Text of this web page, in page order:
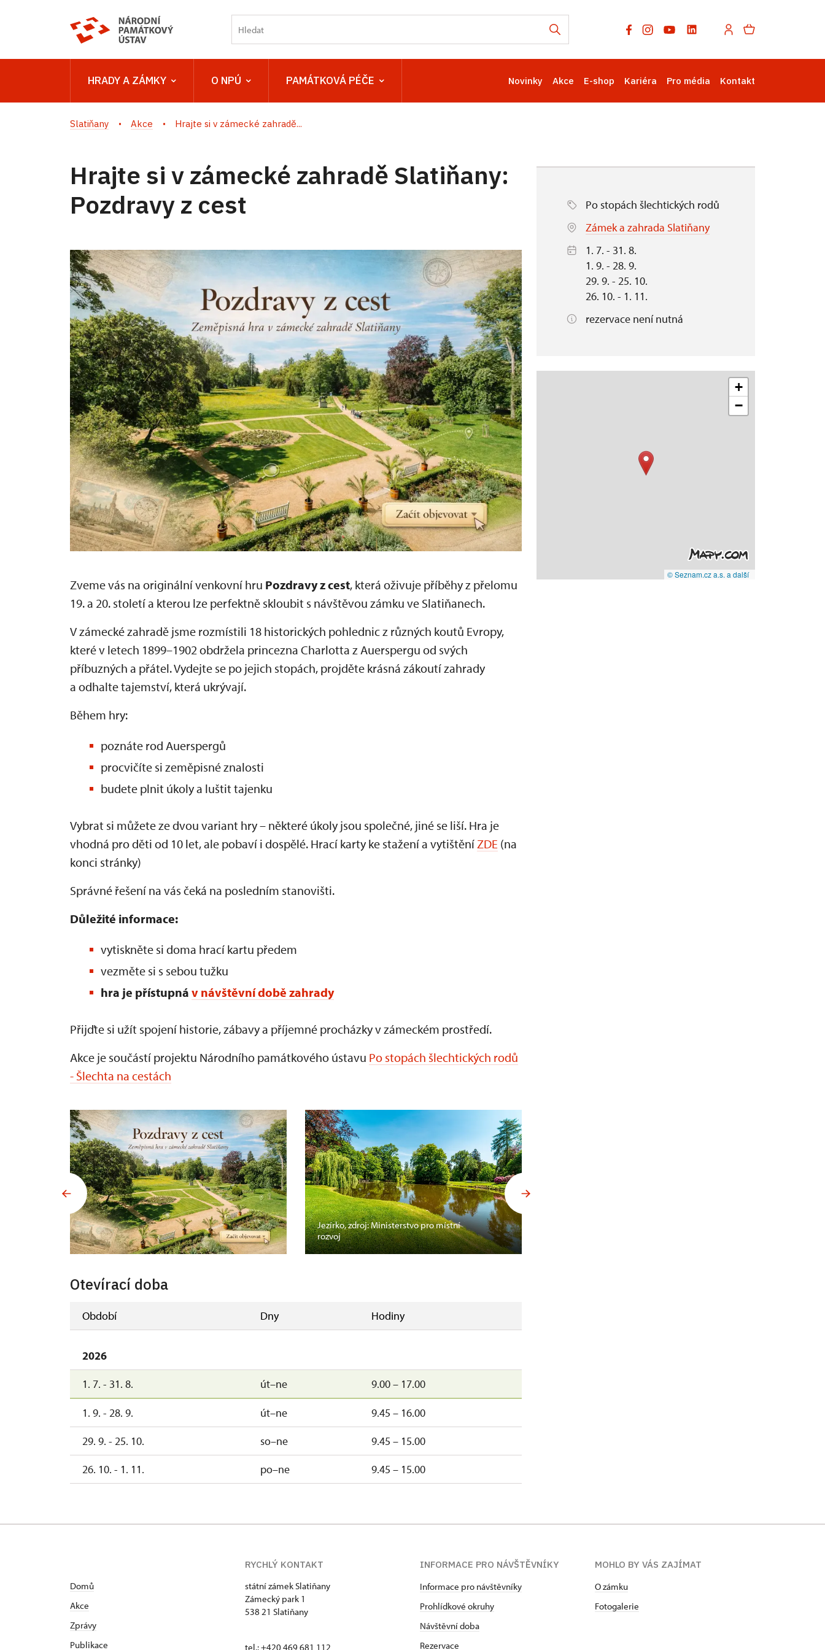
HRADY A ZÁMKY O NPÚ PAMÁTKOVÁ PÉČE Novinky Akce E-shop Kariéra Pro média Kontakt
Slatiňany Akce Hrajte si v zámecké zahradě...
Hrajte si v zámecké zahradě Slatiňany:
Pozdravy z cest
Zveme vás na originální venkovní hru Pozdravy z cest, která oživuje příběhy z přelomu
19. a 20. století a kterou lze perfektně skloubit s návštěvou zámku ve Slatiňanech.
V zámecké zahradě jsme rozmístili 18 historických pohlednic z různých koutů Evropy,
které v letech 1899–1902 obdržela princezna Charlotta z Auerspergu od svých
příbuzných a přátel. Vydejte se po jejich stopách, projděte krásná zákoutí zahrady
a odhalte tajemství, která ukrývají.
Během hry:
poznáte rod Auerspergů
procvičíte si zeměpisné znalosti
budete plnit úkoly a luštit tajenku
Vybrat si můžete ze dvou variant hry – některé úkoly jsou společné, jiné se liší. Hra je
vhodná pro děti od 10 let, ale pobaví i dospělé. Hrací karty ke stažení a vytištění ZDE (na
konci stránky)
Správné řešení na vás čeká na posledním stanovišti.
Důležité informace:
vytiskněte si doma hrací kartu předem
vezměte si s sebou tužku
hra je přístupná v návštěvní době zahrady
Přijďte si užít spojení historie, zábavy a příjemné procházky v zámeckém prostředí.
Akce je součástí projektu Národního památkového ústavu Po stopách šlechtických rodů
- Šlechta na cestách
Jezírko, zdroj: Ministerstvo pro místní
rozvoj
Otevírací doba
Období Dny Hodiny
2026
1. 7. - 31. 8.
út–ne 9.00 – 17.00
1. 9. - 28. 9. út–ne
9.45 – 16.00
29. 9. - 25. 10.
so–ne
9.45 – 15.00
26. 10. - 1. 11.
po–ne 9.45 – 15.00
Po stopách šlechtických rodů
Zámek a zahrada Slatiňany
1. 7. - 31. 8.
1. 9. - 28. 9.
29. 9. - 25. 10.
26. 10. - 1. 11.
rezervace není nutná
+
−
© Seznam.cz a.s. a další
Domů
Akce
Zprávy
Publikace
RYCHLÝ KONTAKT
státní zámek Slatiňany
Zámecký park 1
538 21 Slatiňany
tel.: +420 469 681 112
INFORMACE PRO NÁVŠTĚVNÍKY
Informace pro návštěvníky
Prohlídkové okruhy
Návštěvní doba
Rezervace
MOHLO BY VÁS ZAJÍMAT
O zámku
Fotogalerie